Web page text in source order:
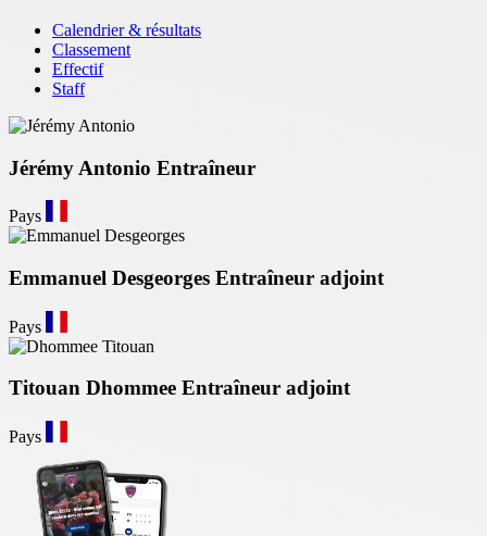
Calendrier & résultats
Classement
Effectif
Staff
Jérémy Antonio Entraîneur
Pays
Emmanuel Desgeorges Entraîneur adjoint
Pays
Titouan Dhommee Entraîneur adjoint
Pays